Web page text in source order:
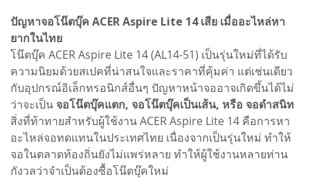
ปัญหาจอโน๊ตบุ๊ค ACER Aspire Lite 14 เสีย เมื่ออะไหล่หา
ยากในไทย
โน๊ตบุ๊ค ACER Aspire Lite 14 (AL14-51) เป็นรุ่นใหม่ที่ได้รับ
ความนิยมด้วยสเปคที่น่าสนใจและราคาที่คุ้มค่า แต่เช่นเดียว
กับอุปกรณ์อิเล็กทรอนิกส์อื่นๆ ปัญหาหน้าจออาจเกิดขึ้นได้ไม่
ว่าจะเป็น จอโน๊ตบุ๊คแตก, จอโน๊ตบุ๊คเป็นเส้น, หรือ จอดำสนิท
สิ่งที่ท้าทายสำหรับผู้ใช้งาน ACER Aspire Lite 14 คือการหา
อะไหล่จอทดแทนในประเทศไทย เนื่องจากเป็นรุ่นใหม่ ทำให้
จอในตลาดท้องถิ่นยังไม่แพร่หลาย ทำให้ผู้ใช้งานหลายท่าน
กังวลว่าจำเป็นต้องซื้อโน๊ตบุ๊คใหม่